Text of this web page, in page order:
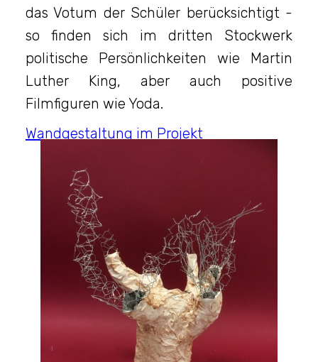
das Votum der Schüler berücksichtigt -
so finden sich im dritten Stockwerk
politische Persönlichkeiten wie Martin
Luther King, aber auch positive
Filmfiguren wie Yoda.
Wandgestaltung im Projekt